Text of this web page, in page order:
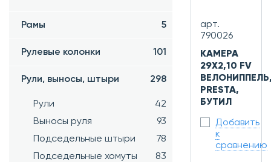
Рамы 5
Рулевые колонки 101
Рули, выносы, штыри 298
Рули
42
Выносы руля
93
Подседельные штыри
78
Подседельные хомуты
83
арт.
790026
КАМЕРА
29X2,10 FV
PRESTA,
БУТИЛ
Добавить
к
сравнению